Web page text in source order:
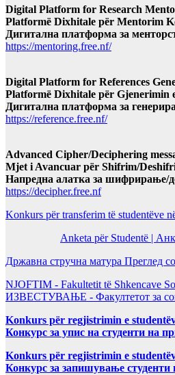
Digital Platform for Research
Platformë Dixhitale për Mentorim
Дигитална платформа за
https://mentoring.free.nf/
Digital Platform for References
Platformë Dixhitale për Gjenerimin
Дигитална платформа за
https://reference.free.nf/
Advanced Cipher/Deciphering
Mjet i Avancuar për Shifrim/
Напредна алатка за
https://decipher.free.nf
Konkurs për transferim të studentëve
Anketa për Studentë |
Државна стручна матура Преглед
NJOFTIM - Fakultetit të Shkencave
ИЗВЕСТУВАЊЕ - Факултетот за
Konkurs për regjistrimin e
Конкурс за упис на студенти на
Konkurs për regjistrimin e
Конкурс за запишување студенти